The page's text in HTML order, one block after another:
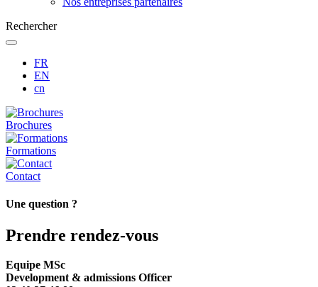
Rechercher
FR
EN
cn
Brochures
Formations
Contact
Une question ?
Prendre rendez-vous
Equipe MSc
Development & admissions Officer